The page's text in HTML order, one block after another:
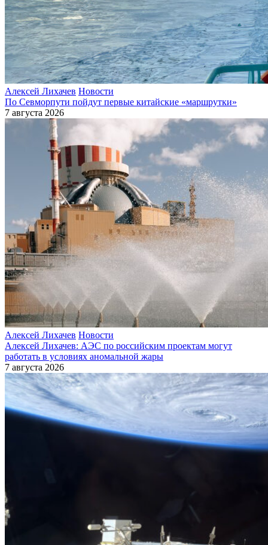
Алексей Лихачев Новости
По Севморпути пойдут первые китайские «маршрутки»
7 августа 2026
Алексей Лихачев Новости
Алексей Лихачев: АЭС по российским проектам могут
работать в условиях аномальной жары
7 августа 2026